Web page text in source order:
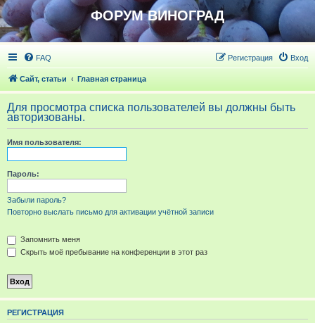
ФОРУМ ВИНОГРАД
FAQ Вход
Регистрация
Сайт, статьи Главная страница
Для просмотра списка пользователей вы должны быть
авторизованы.
Имя пользователя:
Пароль:
Забыли пароль?
Повторно выслать письмо для активации учётной записи
Запомнить меня
Скрыть моё пребывание на конференции в этот раз
РЕГИСТРАЦИЯ